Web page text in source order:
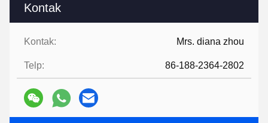
Kontak
Kontak: Mrs. diana zhou
Telp: 86-188-2364-2802